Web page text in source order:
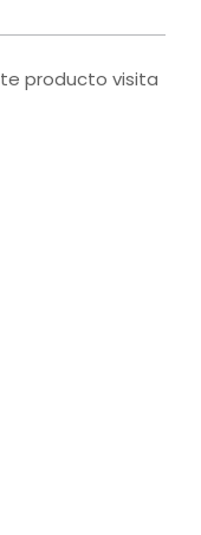
producto visita